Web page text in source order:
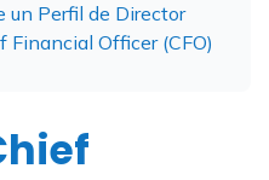
un Perfil de Director
Financial Officer (CFO)